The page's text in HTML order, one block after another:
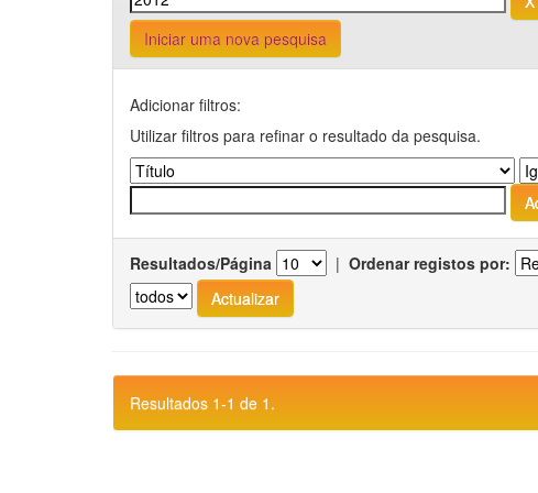
Iniciar uma nova pesquisa
Adicionar filtros:
Utilizar filtros para refinar o resultado da pesquisa.
Resultados/Página | Ordenar registos por:
Resultados 1-1 de 1.